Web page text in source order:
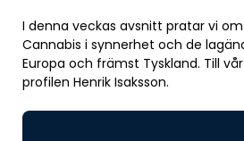
I denna veckas avsnitt pratar vi
Cannabis i synnerhet och de
Europa och främst Tyskland. Till
profilen Henrik Isaksson.